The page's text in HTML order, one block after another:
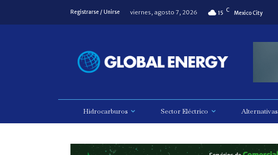
Registrarse / Unirse viernes, agosto 7, 2026 15 C Mexico City
Hidrocarburos Sector Eléctrico Alternativas